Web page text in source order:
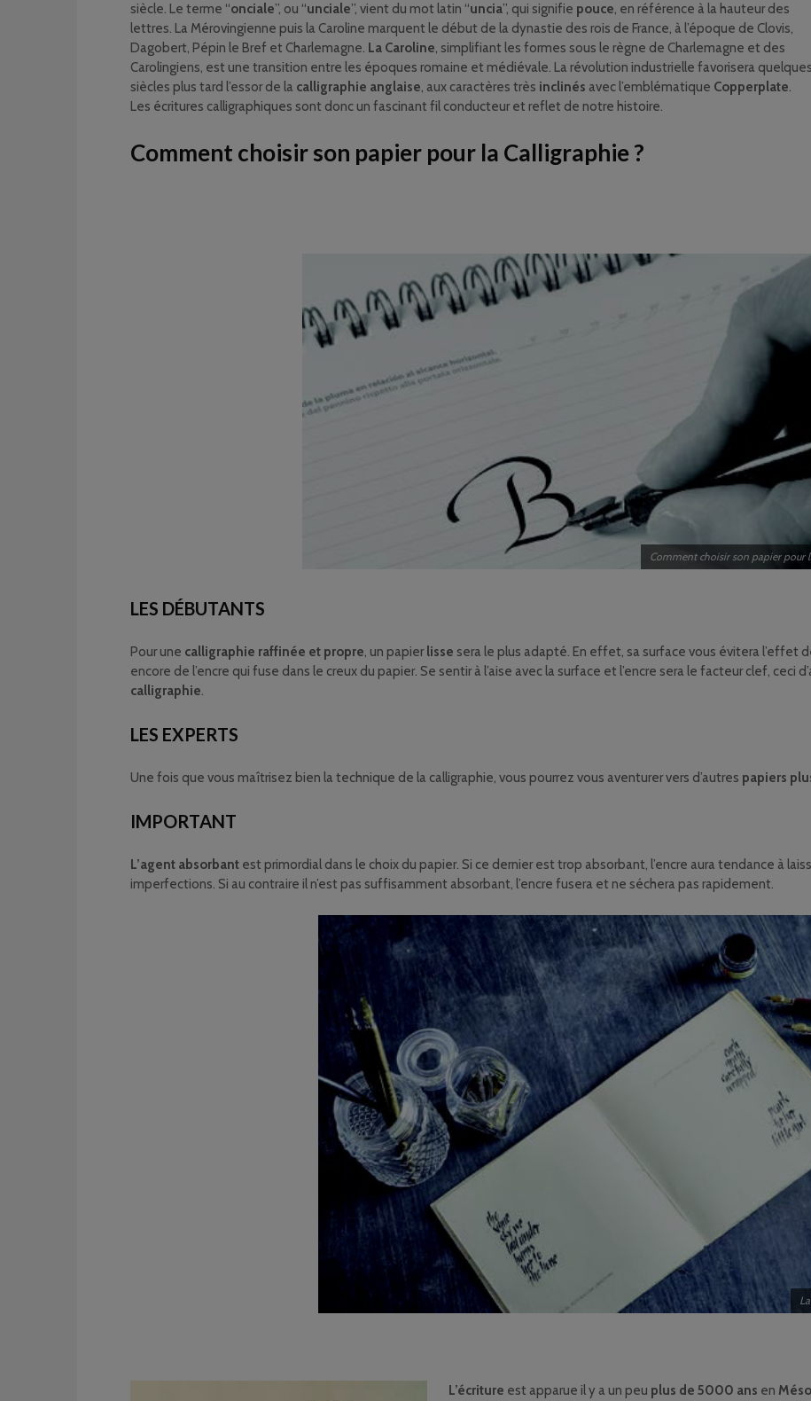
siècle. Le terme “onciale”, ou “unciale”, vient du mot latin “uncia”, qui signifie pouce, en référence à la hauteur des
lettres. La Mérovingienne puis la Caroline marquent le début de la dynastie des rois de France, à l’époque de Clovis,
Dagobert, Pépin le Bref et Charlemagne. La Caroline, simplifiant les formes sous le règne de Charlemagne et des
Carolingiens, est une transition entre les époques romaine et médiévale. La révolution industrielle favorisera quelques
siècles plus tard l’essor de la calligraphie anglaise, aux caractères très inclinés avec l’emblématique Copperplate.
Les écritures calligraphiques sont donc un fascinant fil conducteur et reflet de notre histoire.
Comment choisir son papier pour la Calligraphie ?
Comment choisir son papier pour
LES DÉBUTANTS
Pour une calligraphie raffinée et propre, un papierlisse sera le plus adapté. En effet, sa surface vous évitera l’effet
encore de l’encre qui fuse dans le creux du papier. Se sentir à l’aise avec la surface et l’encre sera le facteur clef, ceci
calligraphie.
LES EXPERTS
Une fois que vous maîtrisez bien la technique de la calligraphie, vous pourrez vous aventurer vers d’autres papiers
IMPORTANT
L’agent absorbant est primordial dans le choix du papier. Si ce dernier est trop absorbant, l’encre aura tendance à
imperfections. Si au contraire il n’est pas suffisamment absorbant, l’encre fusera et ne séchera pas rapidement.
L’écriture est apparue il y a un peu plus de 5000 ans en